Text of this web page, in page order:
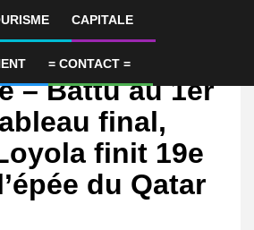
CAPITALE
= CONTACT =
monde
– Battu au 1er
final,
finit 19e
du Qatar